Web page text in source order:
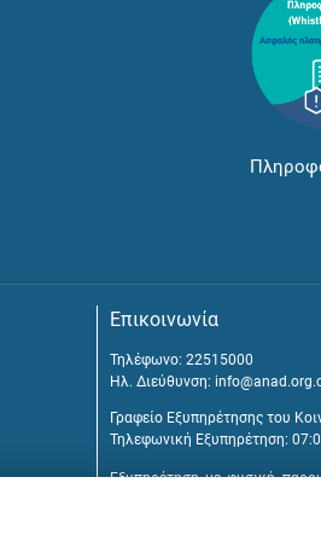
Επικοινωνία
Τηλέφωνο: 22515000
Ηλ. Διεύθυνση:
Γραφείο Εξυπηρέτησης του
Τηλεφωνική Εξυπηρέτηση:
Εξυπηρέτηση με φυσική